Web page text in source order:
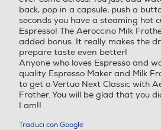
Touchscreen
Timer
Nespresso
Filtro anticalcare
Dosatore quantità/Misurin
o
o
back, pop in a capsule, push a
seconds you have a steaming hot
Espresso! The Aeroccino Milk
added bonus. It really makes the
prepare taste even better!
Anyone who loves Espresso and
quality Espresso Maker and Milk
to get a Vertuo Next Classic with
Frother. You will be glad that you
I am!!
Traduci con Google